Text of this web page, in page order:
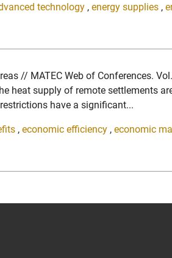
technology , energy supplies ,
// MATEC Web of Conferences.
heat supply of remote settlements
have a significant...
, economic efficiency , economic